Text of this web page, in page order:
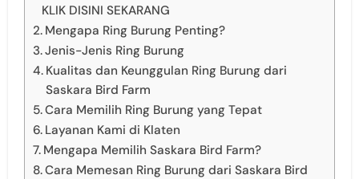
KLIK DISINI SEKARANG
Mengapa Ring Burung Penting?
Jenis-Jenis Ring Burung
Kualitas dan Keunggulan Ring Burung dari
Saskara Bird Farm
Cara Memilih Ring Burung yang Tepat
Layanan Kami di Klaten
Mengapa Memilih Saskara Bird Farm?
Cara Memesan Ring Burung dari Saskara Bird